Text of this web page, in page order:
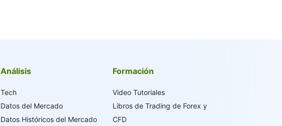
Análisis
Tech
Datos del Mercado
Datos Históricos del Mercado
Formación
Video Tutoriales
Libros de Trading de Forex y
CFD